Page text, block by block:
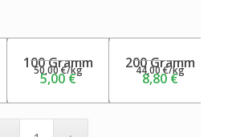
100 Gramm
5,00€
50,00€/kg
200 Gramm
8,80€
44,00€/kg